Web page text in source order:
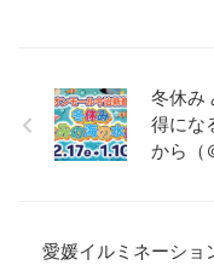
冬休み
得にな
から（
愛媛イルミネーシ